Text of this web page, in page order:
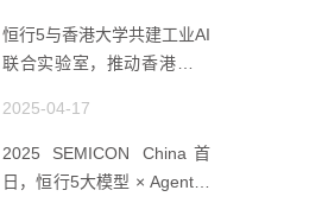
恒行5与香港大学共建工业AI
联合实验室，推动香港成为
2025-04-17
2025 SEMICON China首
日，恒行5大模型 × Agent研